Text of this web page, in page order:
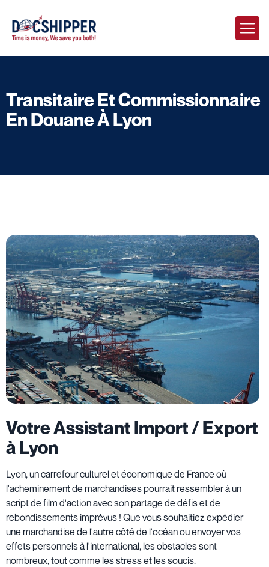
Transitaire Et Commissionnaire
En Douane À Lyon
Votre Assistant Import / Export
à Lyon
Lyon, un carrefour culturel et économique de France où
l'acheminement de marchandises pourrait ressembler à un
script de film d'action avec son partage de défis et de
rebondissements imprévus ! Que vous souhaitiez expédier
une marchandise de l'autre côté de l'océan ou envoyer vos
effets personnels à l'international, les obstacles sont
nombreux, tout comme les stress et les soucis.